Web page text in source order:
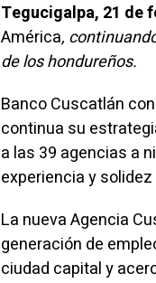
Tegucigalpa, 21 de
América,
de los hondureños.
Banco Cuscatlán
continua su
a las 39 agencias a
experiencia y
La nueva Agencia
generación de
ciudad capital y